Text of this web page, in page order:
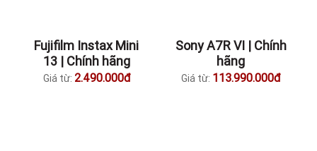
Fujifilm Instax Mini
13 | Chính hãng
Giá từ: 2.490.000đ
Sony A7R VI | Chính
hãng
Giá từ: 113.990.000đ